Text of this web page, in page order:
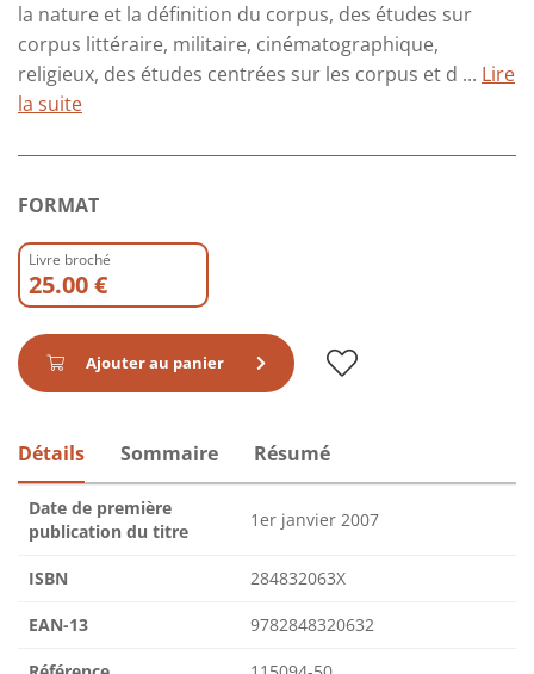
la nature et la définition du corpus, des études sur
corpus littéraire, militaire, cinématographique,
religieux, des études centrées sur les corpus et d ... Lire
la suite
FORMAT
Livre broché
25.00 €
Ajouter au panier
Détails Sommaire Résumé
Date de première
publication du titre
1er janvier 2007
ISBN 284832063X
EAN-13 9782848320632